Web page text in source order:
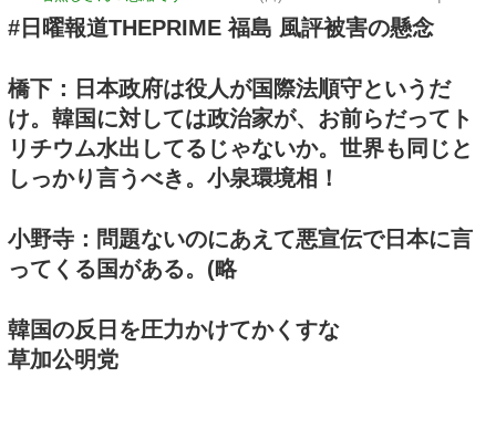
#日曜報道THEPRIME 福島 風評被害の懸念
橋下：日本政府は役人が国際法順守というだ
け。韓国に対しては政治家が、お前らだってト
リチウム水出してるじゃないか。世界も同じと
しっかり言うべき。小泉環境相！
小野寺：問題ないのにあえて悪宣伝で日本に言
ってくる国がある。(略
韓国の反日を圧力かけてかくすな
草加公明党